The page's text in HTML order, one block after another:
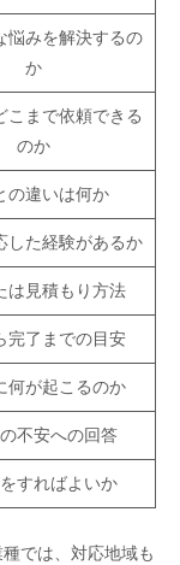
悩みを解決するの
か
こまで依頼できる
のか
の違いは何か
した経験があるか
は見積もり方法
完了までの目安
何が起こるのか
不安への回答
すればよいか
では、対応地域も